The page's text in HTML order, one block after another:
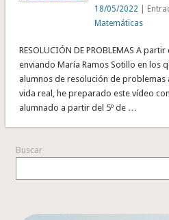
18/05/2022 |
Matemáticas
RESOLUCIÓN DE PROBLEMAS A
enviando María Ramos Sotillo en los
alumnos de resolución de problemas
vida real, he preparado este vídeo
alumnado a partir del 5º de …
Buscar